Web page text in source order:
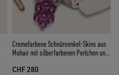
Cremefarbene Schnürsenkel-Skins aus
Mohair mit silberfarbenen Perlchen und
CHF 280